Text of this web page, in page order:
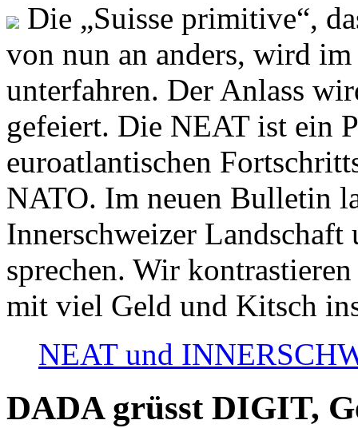
Die „Suisse primitive“,
von nun an anders, wird
unterfahren. Der Anlass
gefeiert. Die NEAT ist ein
euroatlantischen
NATO. Im neuen Bulletin
Innerschweizer
sprechen. Wir
mit viel Geld und Kitsch
NEAT und
DADA grüsst DIGIT,